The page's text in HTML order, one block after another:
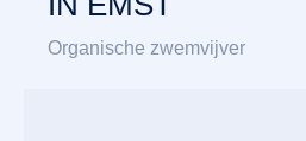
Organische zwemvijver